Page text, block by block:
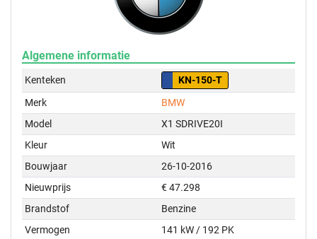
Algemene informatie
Kenteken
KN-150-T
Merk
BMW
Model
X1 SDRIVE20I
Kleur
Wit
Bouwjaar
26-10-2016
Nieuwprijs
€ 47.298
Brandstof
Benzine
Vermogen
141 kW / 192 PK